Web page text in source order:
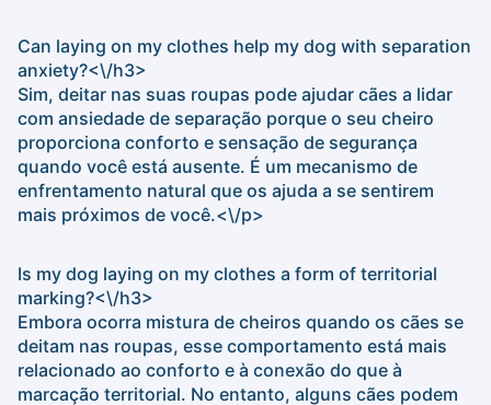
Can laying on my clothes help my dog with separation
anxiety?<\/h3>
Sim, deitar nas suas roupas pode ajudar cães a lidar
com ansiedade de separação porque o seu cheiro
proporciona conforto e sensação de segurança
quando você está ausente. É um mecanismo de
enfrentamento natural que os ajuda a se sentirem
mais próximos de você.<\/p>
Is my dog laying on my clothes a form of territorial
marking?<\/h3>
Embora ocorra mistura de cheiros quando os cães se
deitam nas roupas, esse comportamento está mais
relacionado ao conforto e à conexão do que à
marcação territorial. No entanto, alguns cães podem